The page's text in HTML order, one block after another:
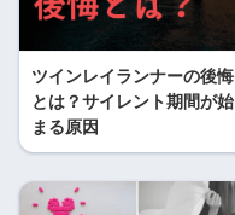
ツインレイランナーの後悔
とは？サイレント期間が始
まる原因